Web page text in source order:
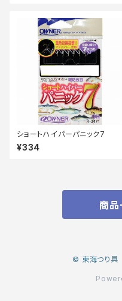
ショートハイパーパニック7
¥334
商品
© 東海つり具